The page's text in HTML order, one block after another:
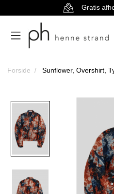
Gratis
Forside Sunflower, Overshirt,